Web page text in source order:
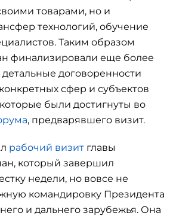
товарами, но и
технологий, обучение
Таким образом
финализировали еще более
договоренности
сфер и субъектов
были достигнуты во
, предварявшего визит.
рабочий визит главы
который завершил
недели, но вовсе не
командировку Президента
и дальнего зарубежья. Она